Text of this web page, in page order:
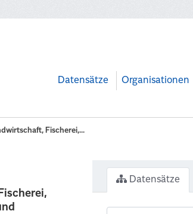
Datensätze Organisationen
Fischerei,...
Datensätze